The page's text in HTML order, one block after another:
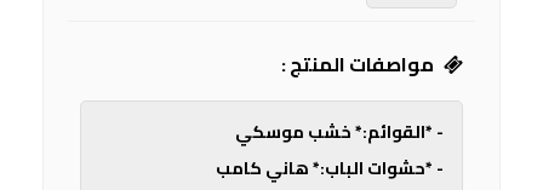
مواصفات المنتج :
- *القوائم:* خشب موسكي
- *حشوات الباب:* هاني كامب